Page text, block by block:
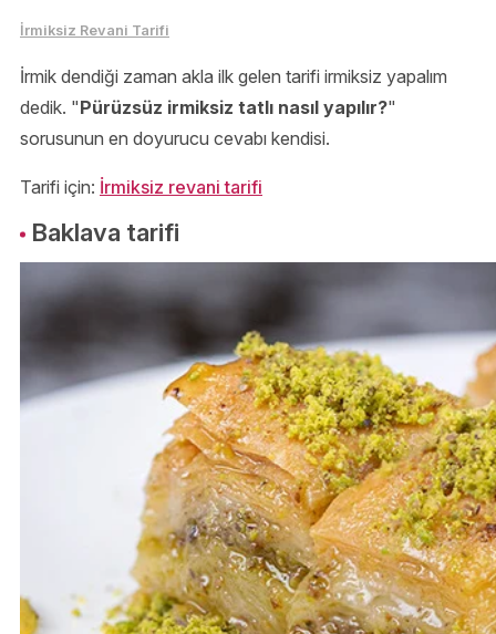
İrmiksiz Revani Tarifi
İrmik dendiği zaman akla ilk gelen tarifi irmiksiz yapalım
dedik. "Pürüzsüz irmiksiz tatlı nasıl yapılır?"
sorusunun en doyurucu cevabı kendisi.
Tarifi için: İrmiksiz revani tarifi
Baklava tarifi